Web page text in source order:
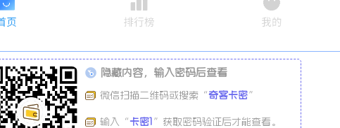
隐藏内容，输入密码后查看
微信扫描二维码或搜索“奇客卡密”
输入“ 卡密1 ”获取密码验证后才能查看。